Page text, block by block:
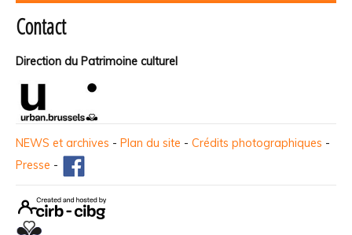
Contact
Direction du Patrimoine culturel
NEWS et archives - Plan du site - Crédits photographiques -
Presse -